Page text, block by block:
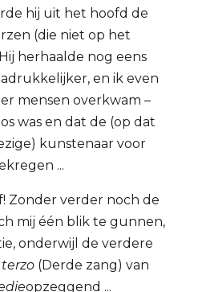
hij uit het hoofd de
(die niet op het
herhaalde nog eens
en ik even
mensen overkwam –
was en dat de (op dat
kunstenaar voor
...
Zonder verder noch de
mij één blik te gunnen,
onderwijl de verdere
(Derde zang) van
opzeggend ...